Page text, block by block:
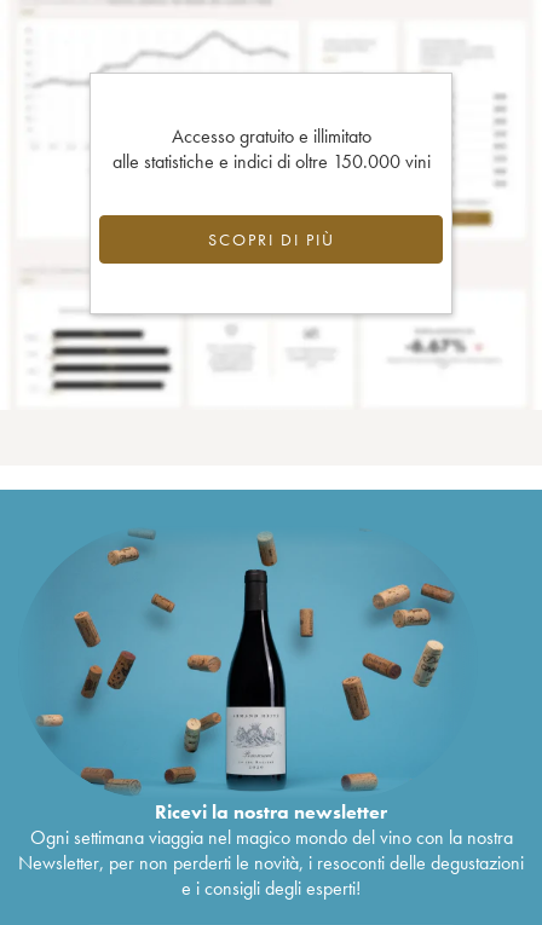
Accesso gratuito e illimitato
alle statistiche e indici di oltre 150.000 vini
SCOPRI DI PIÙ
Ricevi la nostra newsletter
Ogni settimana viaggia nel magico mondo del vino con la nostra
Newsletter, per non perderti le novità, i resoconti delle degustazioni
e i consigli degli esperti!